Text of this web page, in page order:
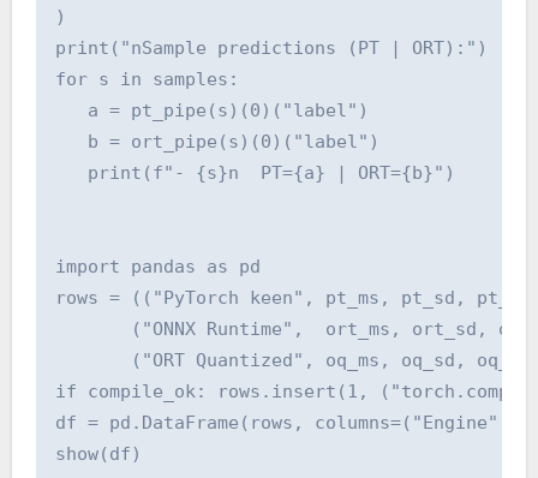
)
print("nSample predictions (PT | ORT):")
for s in samples:
   a = pt_pipe(s)(0)("label")
   b = ort_pipe(s)(0)("label")
   print(f"- {s}n  PT={a} | ORT={b}")
import pandas as pd
rows = (("PyTorch keen", pt_ms, pt_sd,
("ONNX Runtime",  ort_ms, ort_sd,
("ORT Quantized", oq_ms, oq_sd,
if compile_ok: rows.insert(1,
df = pd.DataFrame(rows,
show(df)